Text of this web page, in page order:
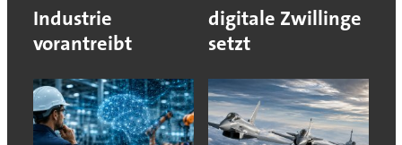
Industrie
vorantreibt
digitale Zwillinge
setzt